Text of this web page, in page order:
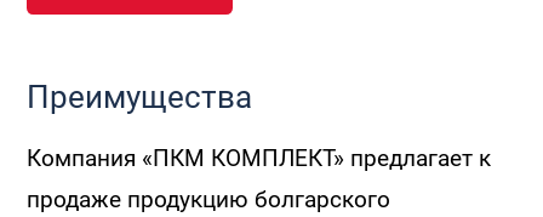
Преимущества
Компания «ПКМ КОМПЛЕКТ» предлагает к
продаже продукцию болгарского